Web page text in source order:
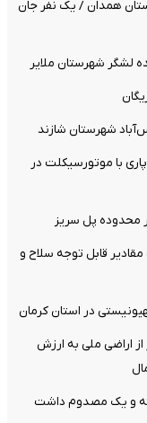
همدان / یک نفر جان
شهرستان ملایر
با موتورسیکلت در
قابل توجه سلاح و
در البرز/بازپس‌گیری ۳۱ هکتار از اراضی ملی به ارزش
و یک مصدوم داشت